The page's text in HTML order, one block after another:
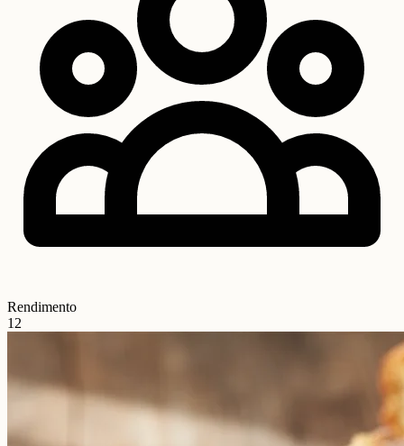
Rendimento
12